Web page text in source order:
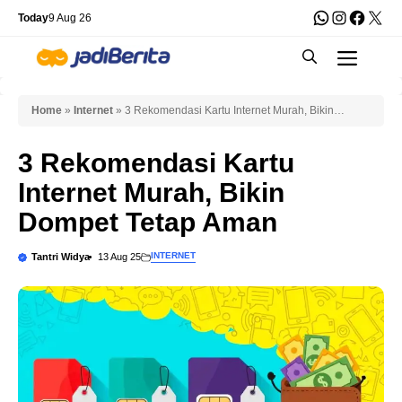
Skip
content
Today9 Aug 26 WhatsApp
X
Home » Internet » 3 Rekomendasi Kartu Internet Murah, Bikin
3 Rekomendasi Kartu
Internet Murah, Bikin
Dompet Tetap Aman
Tantri Widya 13 Aug 25 INTERNET